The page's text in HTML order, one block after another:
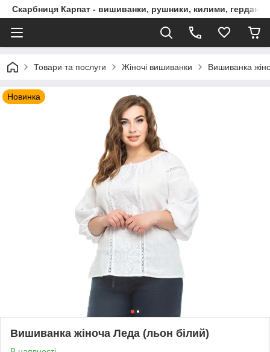
Скарбниця Карпат - вишиванки, рушники, килими, гердани,
Товари та послуги Жіночі вишиванки Вишиванка
Новинка
Вишиванка жіноча Леда (льон білий)